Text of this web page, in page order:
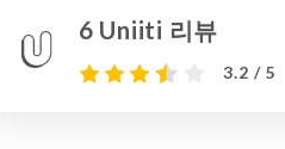
6 Uniiti 리뷰
3.2 / 5